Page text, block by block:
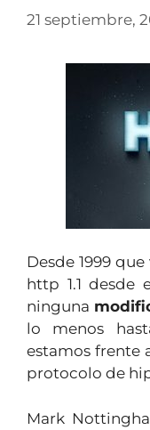
21 septiembre,
Desde 1999
http 1.1 desde
ninguna
lo menos
estamos frente
protocolo de
Mark